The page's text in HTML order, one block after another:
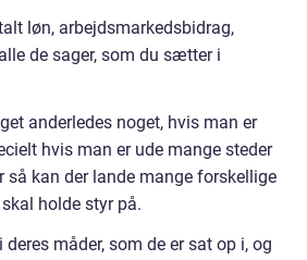
løn, arbejdsmarkedsbidrag,
de sager, som du sætter i
anderledes noget, hvis man er
hvis man er ude mange steder
så kan der lande mange forskellige
holde styr på.
deres måder, som de er sat op i, og